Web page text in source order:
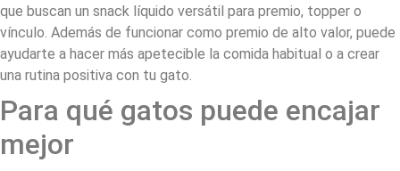
que buscan un snack líquido versátil para premio, topper o
vínculo. Además de funcionar como premio de alto valor, puede
ayudarte a hacer más apetecible la comida habitual o a crear
una rutina positiva con tu gato.
Para qué gatos puede encajar
mejor